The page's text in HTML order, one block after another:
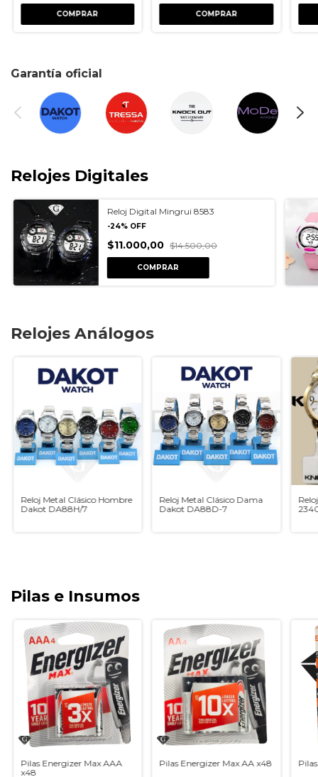
COMPRAR
Garantía oficial
Relojes Digitales
Reloj Digital Mingrui 8583
-24% OFF
$11.000,00 $14.500,00
COMPRAR
Relojes Análogos
Reloj Metal Clásico Hombre
Dakot DA88H/7
Reloj Metal Clásico Dama
Dakot DA88D-7
Pilas e Insumos
Pilas Energizer Max AAA
x48
Pilas Energizer Max AA x48